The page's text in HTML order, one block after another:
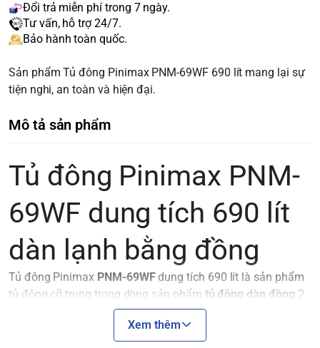
Đổi trả miễn phí trong 7 ngày.
Tư vấn, hỗ trợ 24/7.
Bảo hành toàn quốc.
Sản phẩm Tủ đông Pinimax PNM-69WF 690 lít mang lại sự
tiện nghi, an toàn và hiện đại.
Mô tả sản phẩm
Tủ đông Pinimax PNM-
69WF dung tích 690 lít
dàn lạnh bằng đồng
Tủ đông Pinimax PNM-69WFdung tích 690 lít là sản phẩm
tủ đông cỡ trung trong dòng sản phẩm tủ đông dàn đồng 2
ngăn 2 cánh thương hiệuPinimaxcủaSanaky
lựa chọn của nhiều gia đình, các cửa hàng tạp hóa, các bếp
Xem thêm